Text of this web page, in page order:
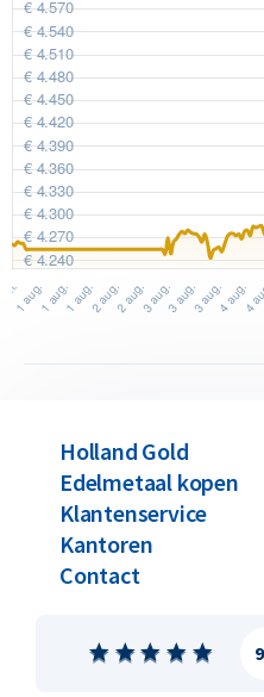
Holland Gold
Edelmetaal kopen
Klantenservice
Kantoren
Contact